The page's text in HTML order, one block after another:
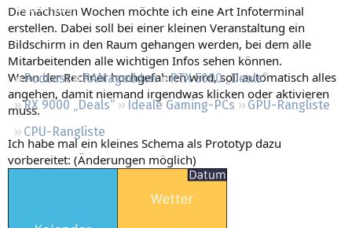
Leserartikel
Regeln
Podcast RAMageddon
RTX 5000 „Deals“
RX 9000 „Deals“
Ideale Gaming-PCs
GPU-Rangliste
CPU-Rangliste
Die nächsten Wochen möchte ich eine Art Infoterminal
erstellen. Dabei soll bei einer kleinen Veranstaltung ein
Bildschirm in den Raum gehangen werden, bei dem alle
Mitarbeitenden alle wichtigen Infos sehen können.
Wenn der Rechner hochgefahren wird, soll automatisch alles
angehen, damit niemand irgendwas klicken oder aktivieren
muss.
Ich habe mal ein kleines Schema als Prototyp dazu
vorbereitet: (Änderungen möglich)